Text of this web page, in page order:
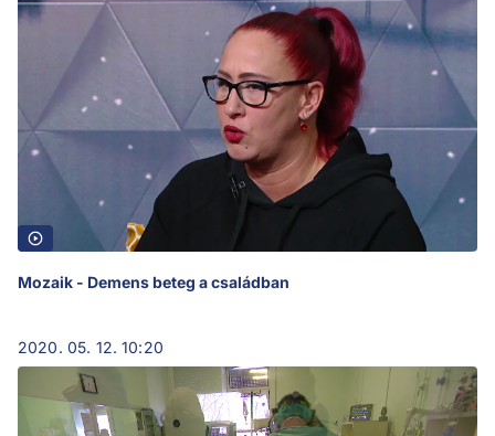
Mozaik - Demens beteg a családban
2020. 05. 12. 10:20